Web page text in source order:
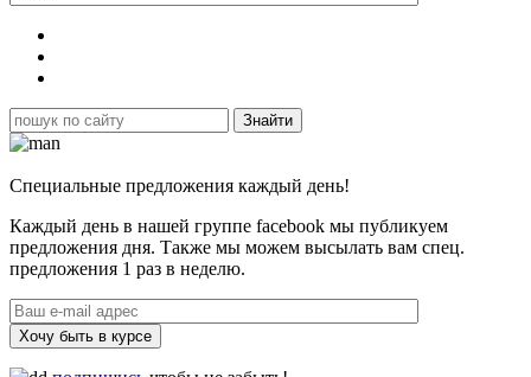
Специальные предложения каждый день!
Каждый день в нашей группе facebook мы публикуем
предложения дня. Также мы можем высылать вам спец.
предложения 1 раз в неделю.
Хочу быть в курсе